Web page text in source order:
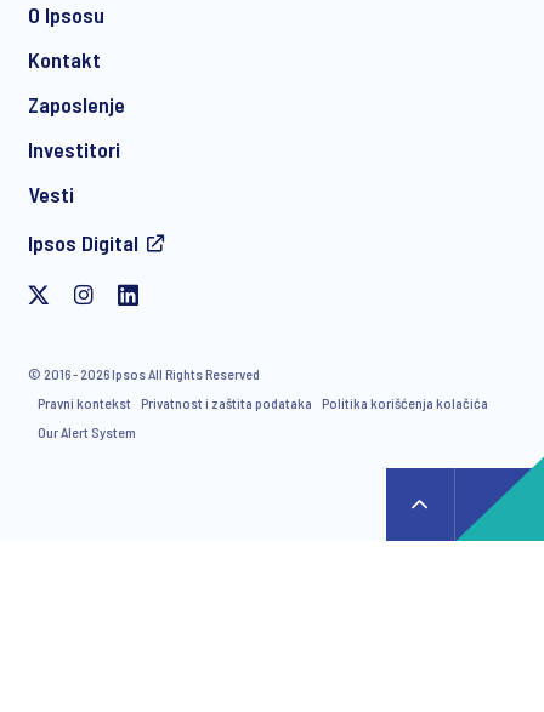
O Ipsosu
Kontakt
Zaposlenje
Investitori
Vesti
Ipsos Digital
© 2016 - 2026 Ipsos All Rights Reserved
Pravni kontekst Privatnost i zaštita podataka
Politika korišćenja kolačića
Our Alert System